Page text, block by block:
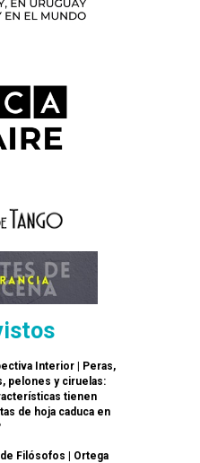
Interior | Peras,
pelones y ciruelas:
tienen
de hoja caduca en
de Filósofos | Ortega